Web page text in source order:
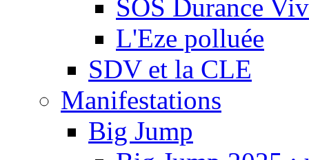
SOS Durance
L'Eze polluée
SDV et la CLE
Manifestations
Big Jump